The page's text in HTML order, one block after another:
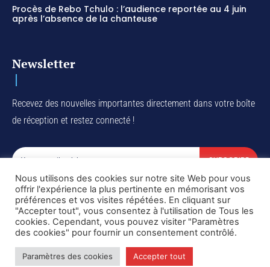
Procès de Rebo Tchulo : l’audience reportée au 4 juin
après l’absence de la chanteuse
Newsletter
Recevez des nouvelles importantes directement dans votre boîte
de réception et restez connecté !
SUBSCRIBE
I've read and accept thePrivacy Policy.
Copyright © DiaspoRDC. All rights reserved
Nous utilisons des cookies sur notre site Web pour vous
offrir l'expérience la plus pertinente en mémorisant vos
préférences et vos visites répétées. En cliquant sur
"Accepter tout", vous consentez à l'utilisation de Tous les
cookies. Cependant, vous pouvez visiter "Paramètres
des cookies" pour fournir un consentement contrôlé.
Paramètres des cookies Accepter tout